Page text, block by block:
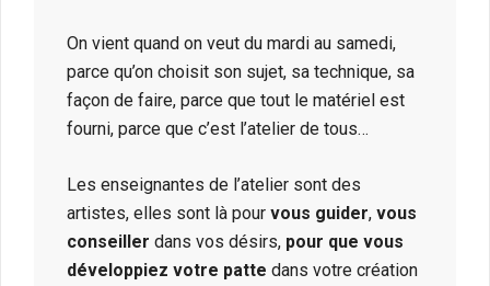
On vient quand on veut du mardi au samedi,
parce qu’on choisit son sujet, sa technique, sa
façon de faire, parce que tout le matériel est
fourni, parce que c’est l’atelier de tous…
Les enseignantes de l’atelier sont des
artistes, elles sont là pour vous guider, vous
conseiller dans vos désirs, pour que vous
développiez votre patte dans votre création